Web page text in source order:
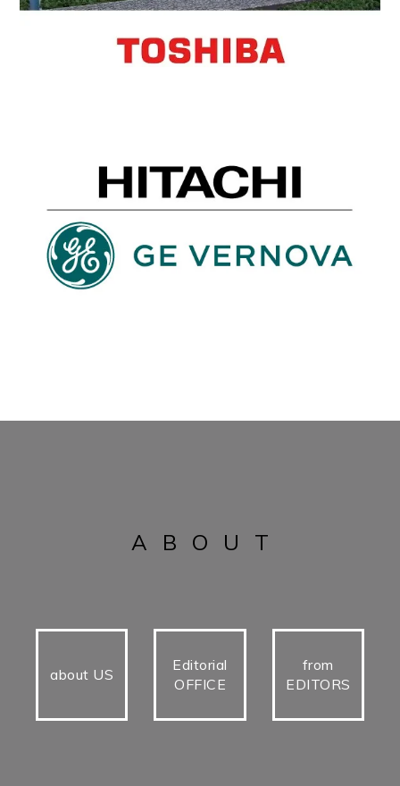
ABOUT
about US
Editorial
OFFICE
from
EDITORS